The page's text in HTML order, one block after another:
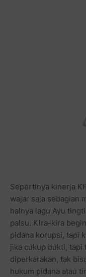
Sepertinya kinerja
wajar saja sebagian
halnya lagu Ayu
palsu. Kira-kira
pidana korupsi, tapi
jika cukup bukti, tapi
diperkarakan, tak
hukum pidana atau